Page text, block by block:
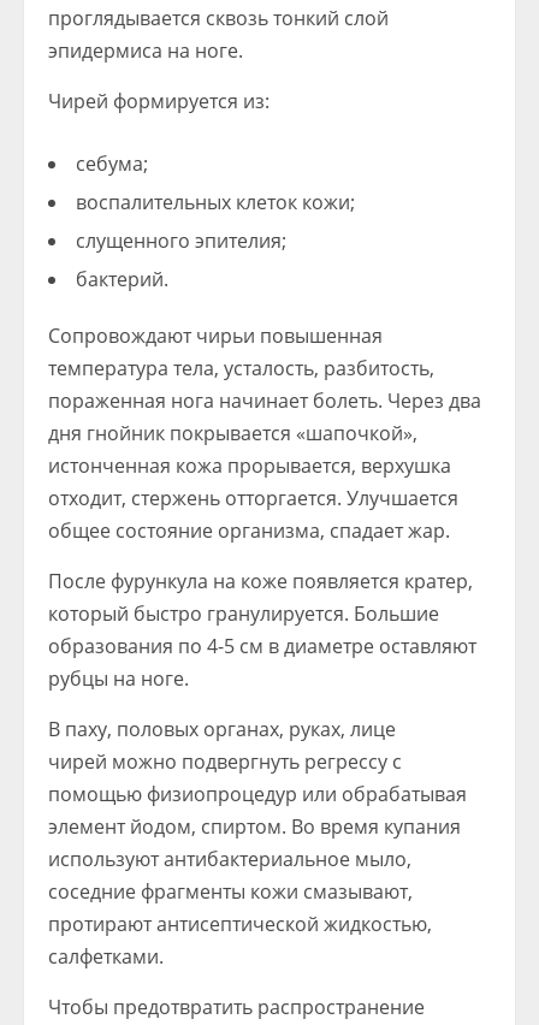
проглядывается сквозь тонкий слой
эпидермиса на ноге.
Чирей формируется из:
себума;
воспалительных клеток кожи;
слущенного эпителия;
бактерий.
Сопровождают чирьи повышенная
температура тела, усталость, разбитость,
пораженная нога начинает болеть. Через два
дня гнойник покрывается «шапочкой»,
истонченная кожа прорывается, верхушка
отходит, стержень отторгается. Улучшается
общее состояние организма, спадает жар.
После фурункула на коже появляется кратер,
который быстро гранулируется. Большие
образования по 4-5 см в диаметре оставляют
рубцы на ноге.
В паху, половых органах, руках, лице
чирей можно подвергнуть регрессу с
помощью физиопроцедур или обрабатывая
элемент йодом, спиртом. Во время купания
используют антибактериальное мыло,
соседние фрагменты кожи смазывают,
протирают антисептической жидкостью,
салфетками.
Чтобы предотвратить распространение